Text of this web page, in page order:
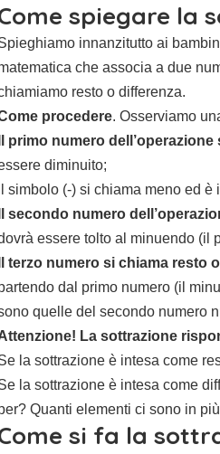
spiegare la
innanzitutto ai
che associa a due
resto o differenza.
procedere. Osserviamo
Il primo numero
diminuito;
Il simbolo (-) si chiama meno ed
Il secondo numero
essere tolto al minuendo (il
Il terzo numero si chiama resto
dal primo numero (il
quelle del secondo numero
La sottrazione
la sottrazione è intesa come
la sottrazione è intesa come
Quanti elementi ci sono in
si fa la